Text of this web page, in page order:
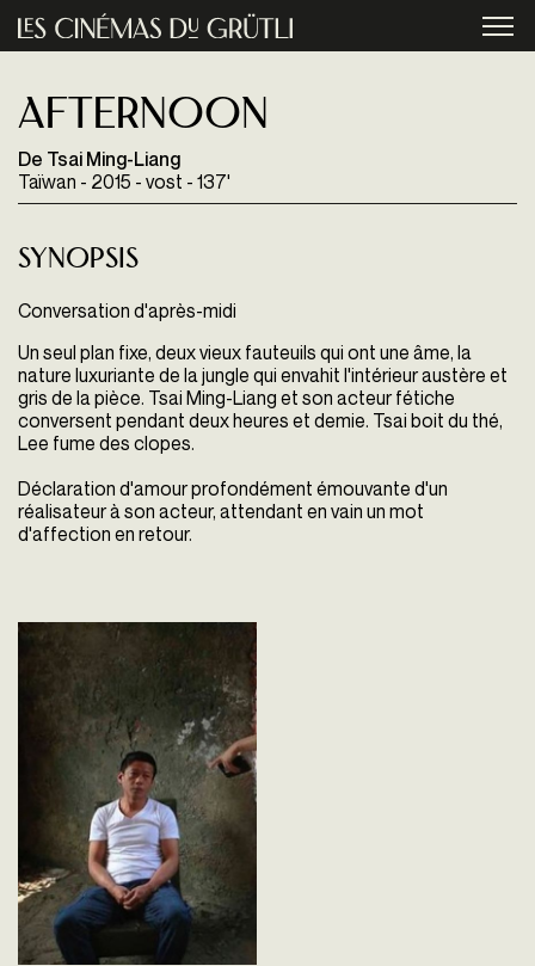
Aller au contenu principal
Afternoon
De Tsai Ming-Liang
Taïwan - 2015 - vost - 137'
Synopsis
Conversation d'après-midi
Un seul plan fixe, deux vieux fauteuils qui ont une âme, la
nature luxuriante de la jungle qui envahit l'intérieur austère et
gris de la pièce. Tsai Ming-Liang et son acteur fétiche
conversent pendant deux heures et demie. Tsai boit du thé,
Lee fume des clopes.
Déclaration d'amour profondément émouvante d'un
réalisateur à son acteur, attendant en vain un mot
d'affection en retour.